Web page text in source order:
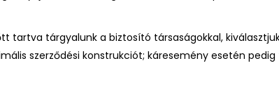
tartva tárgyalunk a biztosító társaságokkal,
szerződési konstrukciót; káresemény esetén